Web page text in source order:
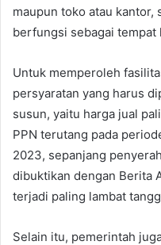
maupun toko atau kantor,
berfungsi sebagai tempat
Untuk memperoleh
persyaratan yang harus
susun, yaitu harga jual
PPN terutang pada
2023, sepanjang
dibuktikan dengan Berita
terjadi paling lambat
Selain itu, pemerintah